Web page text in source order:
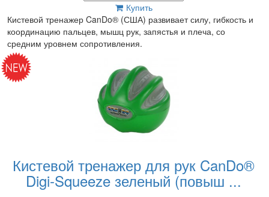
Купить
Кистевой тренажер CanDo® (США) развивает силу, гибкость и
координацию пальцев, мышц рук, запястья и плеча, со
средним уровнем сопротивления.
Кистевой тренажер для рук CanDo®
Digi-Squeeze зеленый (повыш ...